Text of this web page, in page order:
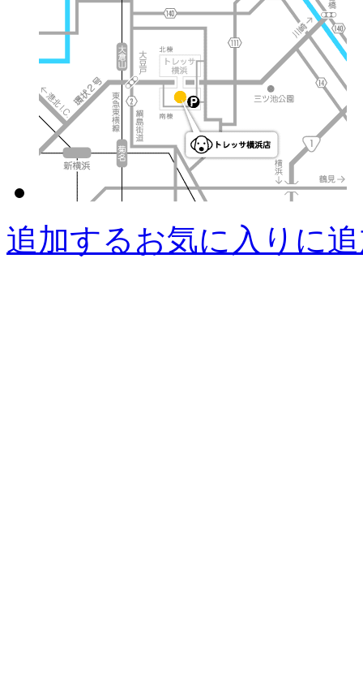
追加する お気に入りに